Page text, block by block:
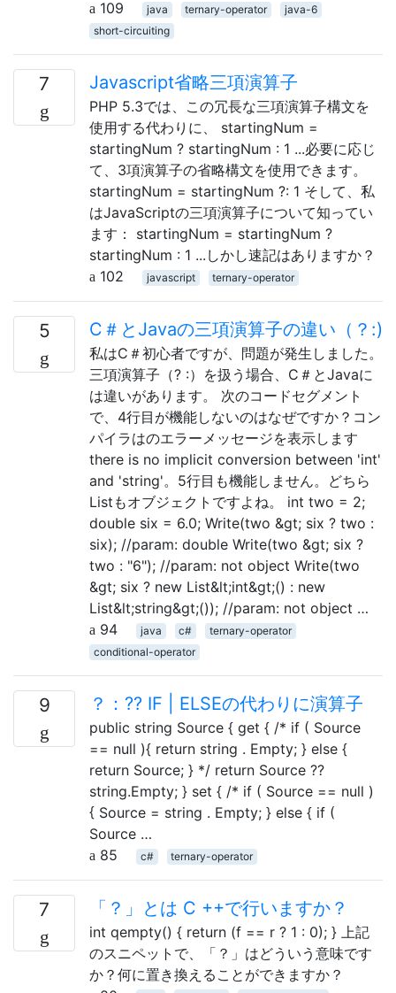
109
java ternary-operator
java-6
short-circuiting
7 Javascript省略三項演算子
PHP 5.3では、この冗長な三項演算子構文を
使用する代わりに、 startingNum =
startingNum ? startingNum : 1 ...必要に応じ
て、3項演算子の省略構文を使用できます。
startingNum = startingNum ?: 1 そして、私
はJavaScriptの三項演算子について知ってい
ます： startingNum = startingNum ?
startingNum : 1 ...しかし速記はありますか？
102
javascript ternary-operator
5 C＃とJavaの三項演算子の違い（？:)
私はC＃初心者ですが、問題が発生しました。
三項演算子（? :）を扱う場合、C＃とJavaに
は違いがあります。 次のコードセグメント
で、4行目が機能しないのはなぜですか？コン
パイラはのエラーメッセージを表示します
there is no implicit conversion between 'int'
and 'string'。5行目も機能しません。どちら
Listもオブジェクトですよね。 int two = 2;
double six = 6.0; Write(two &gt; six ? two :
six); //param: double Write(two &gt; six ?
two : "6"); //param: not object Write(two
&gt; six ? new List&lt;int&gt;() : new
List&lt;string&gt;()); //param: not object …
94
java c#
ternary-operator
conditional-operator
9 ？：?? IF | ELSEの代わりに演算子
public string Source { get { /* if ( Source
== null ){ return string . Empty; } else {
return Source; } */ return Source ??
string.Empty; } set { /* if ( Source == null )
{ Source = string . Empty; } else { if (
Source …
85
c# ternary-operator
7 「？」とは C ++で行いますか？
int qempty() { return (f == r ? 1 : 0); } 上記
のスニペットで、「？」はどういう意味です
か？何に置き換えることができますか？